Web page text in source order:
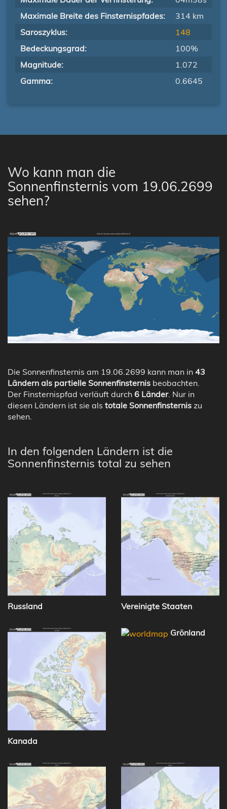
Maximale Breite des Finsternispfades:
314 km
Saroszyklus:
148
Bedeckungsgrad:
100%
Magnitude:
1.072
Gamma:
0.6645
Wo kann man die
Sonnenfinsternis vom 19.06.2699
sehen?
Die Sonnenfinsternis am 19.06.2699 kann man in 43
Ländern als partielle Sonnenfinsternis beobachten.
Der Finsternispfad verläuft durch 6 Länder. Nur in
diesen Ländern ist sie als totale Sonnenfinsternis zu
sehen.
In den folgenden Ländern ist die
Sonnenfinsternis total zu sehen
Russland Vereinigte Staaten
Kanada
Grönland